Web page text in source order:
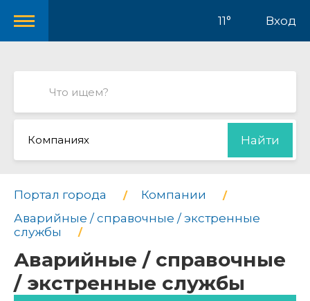
11° Вход
Компаниях Найти
Портал города
Компании
Аварийные / справочные / экстренные
службы
Аварийные / справочные
/ экстренные службы